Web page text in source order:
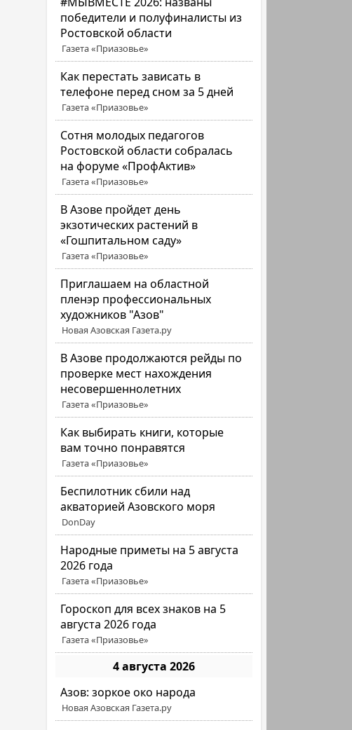
победители и полуфиналисты из
Ростовской области
Газета «Приазовье»
Как перестать зависать в
телефоне перед сном за 5 дней
Газета «Приазовье»
Сотня молодых педагогов
Ростовской области собралась
на форуме «ПрофАктив»
Газета «Приазовье»
В Азове пройдет день
экзотических растений в
«Гошпитальном саду»
Газета «Приазовье»
Приглашаем на областной
пленэр профессиональных
художников "Азов"
Новая Азовская Газета.ру
В Азове продолжаются рейды по
проверке мест нахождения
несовершеннолетних
Газета «Приазовье»
Как выбирать книги, которые
вам точно понравятся
Газета «Приазовье»
Беспилотник сбили над
акваторией Азовского моря
DonDay
Народные приметы на 5 августа
2026 года
Газета «Приазовье»
Гороскоп для всех знаков на 5
августа 2026 года
Газета «Приазовье»
4 августа 2026
Азов: зоркое око народа
Новая Азовская Газета.ру